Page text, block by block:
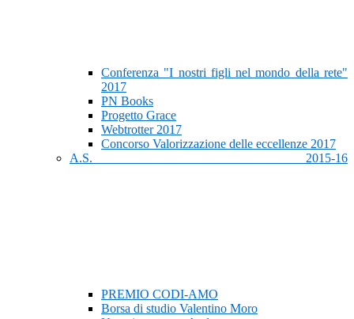
Conferenza "I nostri figli nel mondo della rete"
2017
PN Books
Progetto Grace
Webtrotter 2017
Concorso Valorizzazione delle eccellenze 2017
A.S. 2015-16
PREMIO CODI-AMO
Borsa di studio Valentino Moro